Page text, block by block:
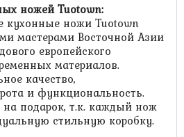
ножей Tuotown:
кухонные ножи Tuotown
мастерами Восточной Азии
европейского
материалов.
качество,
и функциональность.
подарок, т.к. каждый нож
стильную коробку.